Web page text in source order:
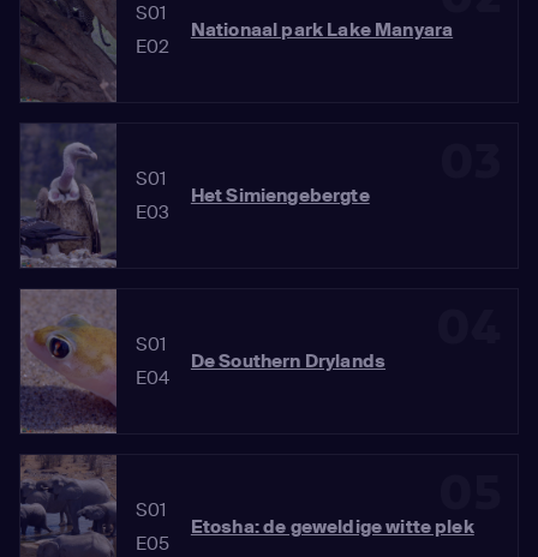
S01
E02
Nationaal park Lake Manyara
S01
E03
Het Simiengebergte
S01
E04
De Southern Drylands
S01
E05
Etosha: de geweldige witte plek